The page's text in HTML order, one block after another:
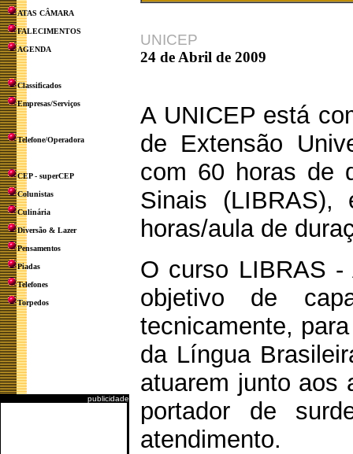
ATAS CÂMARA
FALECIMENTOS
AGENDA
Classificados
Empresas/Serviços
Telefone/Operadora
CEP - superCEP
Colunistas
Culinária
Diversão & Lazer
Pensamentos
Piadas
Telefones
Torpedos
publicidade
UNICEP
24 de Abril de 2009
A UNICEP está
de Extensão
com 60 horas de
Sinais
horas/aula de
O curso LIBRAS -
objetivo de
tecnicamente,
da Língua
atuarem junto aos
portador de
atendimento.